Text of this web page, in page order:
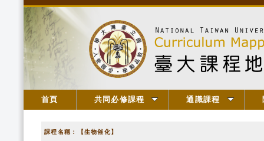
首頁 共同必修課程 通識課程
課程名稱：【生物催化】